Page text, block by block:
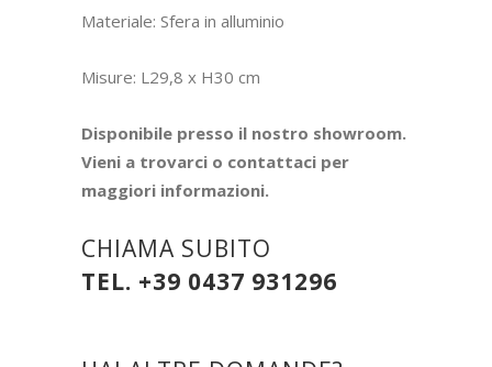
Materiale: Sfera in alluminio
Misure: L29,8 x H30 cm
Disponibile presso il nostro showroom.
Vieni a trovarci o contattaci per
maggiori informazioni.
CHIAMA SUBITO
TEL. +39 0437 931296